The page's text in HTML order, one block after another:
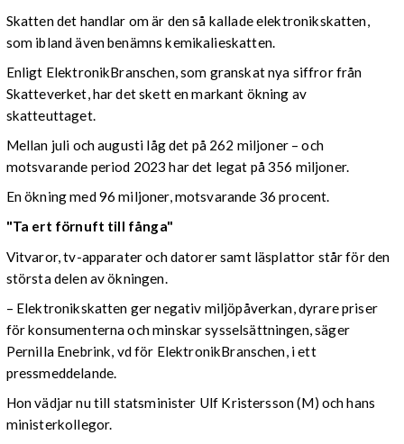
Skatten det handlar om är den så kallade elektronikskatten,
som ibland även benämns kemikalieskatten.
Enligt ElektronikBranschen, som granskat nya siffror från
Skatteverket, har det skett en markant ökning av
skatteuttaget.
Mellan juli och augusti låg det på 262 miljoner – och
motsvarande period 2023 har det legat på 356 miljoner.
En ökning med 96 miljoner, motsvarande 36 procent.
"Ta ert förnuft till fånga"
Vitvaror, tv-apparater och datorer samt läsplattor står för den
största delen av ökningen.
– Elektronikskatten ger negativ miljöpåverkan, dyrare priser
för konsumenterna och minskar sysselsättningen, säger
Pernilla Enebrink, vd för ElektronikBranschen, i ett
pressmeddelande.
Hon vädjar nu till statsminister Ulf Kristersson (M) och hans
ministerkollegor.